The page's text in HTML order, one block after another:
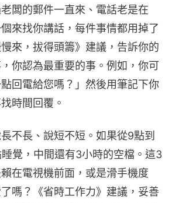
闆的郵件一直來、電話老是在
來找你講話，每件事情都用掉了
來，拔得頭籌》建議，告訴你的
你認為最重要的事。例如，你可
回電給您嗎？」然後用筆記下你
時間回覆。
不長、說短不短。如果從9點到
覺，中間還有3小時的空檔。這3
在電視機前面，或是滑手機度
嗎？《省時工作力》建議，妥善